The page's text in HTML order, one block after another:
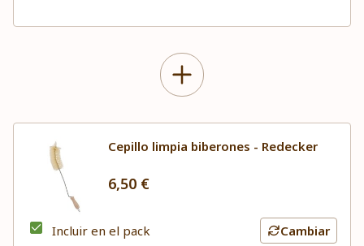
Cepillo limpia biberones - Redecker
6,50 €
Incluir en el pack Cambiar